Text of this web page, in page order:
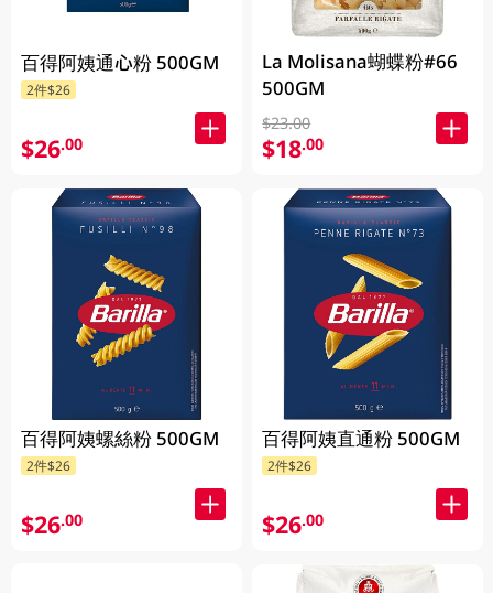
百得阿姨通心粉 500GM
2件$26
$26.00
百得阿姨螺絲粉 500GM
2件$26
$26.00
La Molisana蝴蝶粉#66
500GM
$23.00
$18.00
百得阿姨直通粉 500GM
2件$26
$26.00